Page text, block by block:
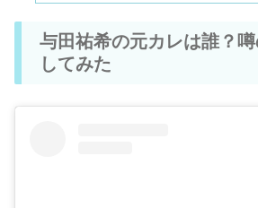
与田祐希の元カレは誰？
してみた